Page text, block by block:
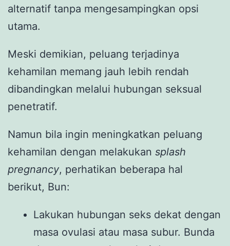
alternatif tanpa mengesampingkan opsi
utama.
Meski demikian, peluang terjadinya
kehamilan memang jauh lebih rendah
dibandingkan melalui hubungan seksual
penetratif.
Namun bila ingin meningkatkan peluang
kehamilan dengan melakukan splash
pregnancy, perhatikan beberapa hal
berikut, Bun:
Lakukan hubungan seks dekat dengan
masa ovulasi atau masa subur. Bunda